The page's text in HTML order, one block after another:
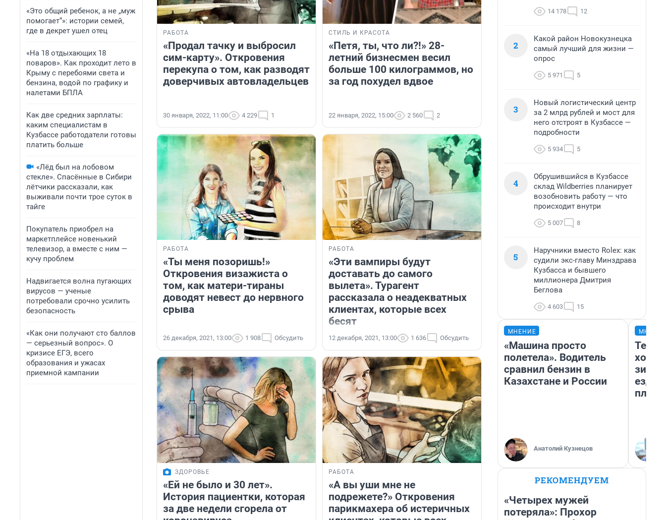
«Это общий ребенок, а не „муж
помогает“»: истории семей,
где в декрет ушел отец
«На 18 отдыхающих 18
поваров». Как проходит лето в
Крыму с перебоями света и
бензина, водой по графику и
налетами БПЛА
Как две средних зарплаты:
каким специалистам в
Кузбассе работодатели готовы
платить больше
«Лёд был на лобовом
стекле». Спасённые в Сибири
лётчики рассказали, как
выживали почти трое суток в
тайге
Покупатель приобрел на
маркетплейсе новенький
телевизор, а вместе с ним —
кучу проблем
Надвигается волна пугающих
вирусов — ученые
потребовали срочно усилить
безопасность
«Как они получают сто баллов
— серьезный вопрос». О
кризисе ЕГЭ, всего
образования и ужасах
приемной кампании
РАБОТА
«Продал тачку и выбросил
сим-карту». Откровения
перекупа о том, как разводят
доверчивых автовладельцев
30 января, 2022, 11:00 4 229 1
СТИЛЬ И КРАСОТА
«Петя, ты, что ли?!» 28-
летний бизнесмен весил
больше 100 килограммов, но
за год похудел вдвое
22 января, 2022, 15:00 2 560 2
РАБОТА
«Ты меня позоришь!»
Откровения визажиста о
том, как матери-тираны
доводят невест до нервного
срыва
26 декабря, 2021, 13:00 1 908 Обсудить
РАБОТА
«Эти вампиры будут
доставать до самого
вылета». Турагент
рассказала о неадекватных
клиентах, которые всех
бесят
12 декабря, 2021, 13:00 1 636 Обсудить
ЗДОРОВЬЕ
«Ей не было и 30 лет».
История пациентки, которая
за две недели сгорела от
РАБОТА
«А вы уши мне не
подрежете?» Откровения
парикмахера об истеричных
14 178 12
2
Какой район Новокузнецка
самый лучший для жизни —
опрос
5 971 5
3
Новый логистический центр
за 2 млрд рублей и мост для
него отстроят в Кузбассе —
подробности
5 934 5
4
Обрушившийся в Кузбассе
склад Wildberries планирует
возобновить работу — что
происходит внутри
5 007 8
5
Наручники вместо Rolex: как
судили экс-главу Минздрава
Кузбасса и бывшего
миллионера Дмитрия
Беглова
4 603 15
МНЕНИЕ
«Машина просто
полетела». Водитель
сравнил бензин в
Казахстане и России
Анатолий Кузнецов
ездит
РЕКОМЕНДУЕМ
«Четырех мужей
потеряла»: Прохор